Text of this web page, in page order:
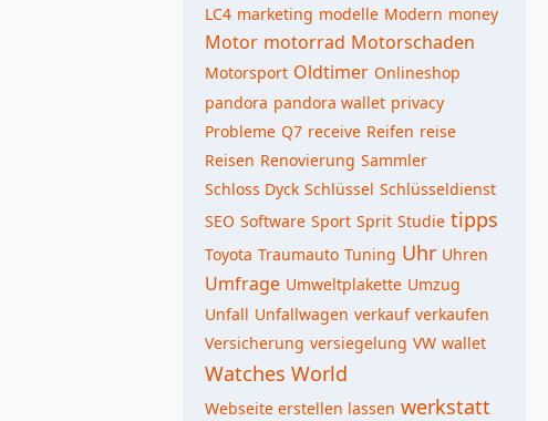
LC4 marketing modelle Modern money
Motor motorrad Motorschaden
Motorsport Oldtimer Onlineshop
pandora pandora wallet privacy
Probleme Q7 receive Reifen reise
Reisen Renovierung Sammler
Schloss Dyck Schlüssel Schlüsseldienst
SEO Software Sport Sprit Studie tipps
Toyota Traumauto Tuning Uhr Uhren
Umfrage Umweltplakette Umzug
Unfall Unfallwagen verkauf verkaufen
Versicherung versiegelung VW wallet
Watches World
Webseite erstellen lassen werkstatt